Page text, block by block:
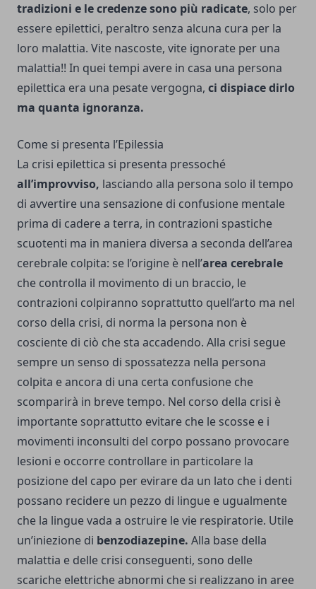
tradizioni e le credenze sono più radicate, solo per
essere epilettici, peraltro senza alcuna cura per la
loro malattia. Vite nascoste, vite ignorate per una
malattia!! In quei tempi avere in casa una persona
epilettica era una pesate vergogna, ci dispiace dirlo
ma quanta ignoranza.
Come si presenta l’Epilessia
La crisi epilettica si presenta pressoché
all’improvviso, lasciando alla persona solo il tempo
di avvertire una sensazione di confusione mentale
prima di cadere a terra, in contrazioni spastiche
scuotenti ma in maniera diversa a seconda dell’area
cerebrale colpita: se l’origine è nell’area cerebrale
che controlla il movimento di un braccio, le
contrazioni colpiranno soprattutto quell’arto ma nel
corso della crisi, di norma la persona non è
cosciente di ciò che sta accadendo. Alla crisi segue
sempre un senso di spossatezza nella persona
colpita e ancora di una certa confusione che
scomparirà in breve tempo. Nel corso della crisi è
importante soprattutto evitare che le scosse e i
movimenti inconsulti del corpo possano provocare
lesioni e occorre controllare in particolare la
posizione del capo per evirare da un lato che i denti
possano recidere un pezzo di lingue e ugualmente
che la lingue vada a ostruire le vie respiratorie. Utile
un’iniezione di benzodiazepine. Alla base della
malattia e delle crisi conseguenti, sono delle
scariche elettriche abnormi che si realizzano in aree